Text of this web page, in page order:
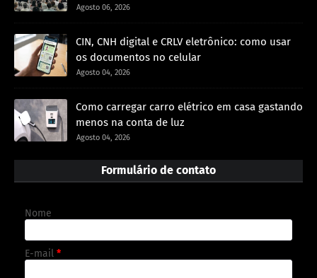
Agosto 06, 2026
CIN, CNH digital e CRLV eletrônico: como usar
os documentos no celular
Agosto 04, 2026
Como carregar carro elétrico em casa gastando
menos na conta de luz
Agosto 04, 2026
Formulário de contato
Nome
E-mail *